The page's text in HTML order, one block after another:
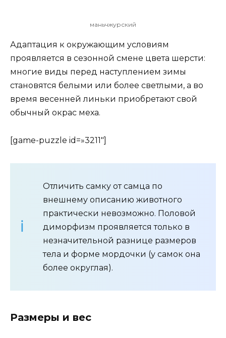
маньчжурский
Адаптация к окружающим условиям
проявляется в сезонной смене цвета шерсти:
многие виды перед наступлением зимы
становятся белыми или более светлыми, а во
время весенней линьки приобретают свой
обычный окрас меха.
[game-puzzle id=»3211″]
Отличить самку от самца по
внешнему описанию животного
практически невозможно. Половой
диморфизм проявляется только в
незначительной разнице размеров
тела и форме мордочки (у самок она
более округлая).
Размеры и вес